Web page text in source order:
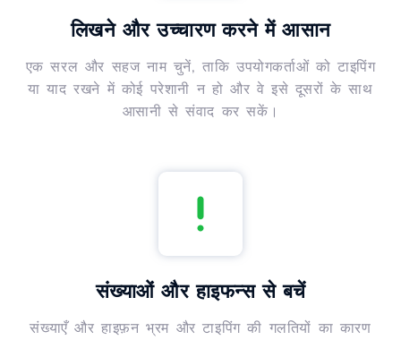
लिखने और उच्चारण करने में आसान
एक सरल और सहज नाम चुनें, ताकि उपयोगकर्ताओं को टाइपिंग
या याद रखने में कोई परेशानी न हो और वे इसे दूसरों के साथ
आसानी से संवाद कर सकें।
संख्याओं और हाइफन्स से बचें
संख्याएँ और हाइफ़न भ्रम और टाइपिंग की गलतियों का कारण